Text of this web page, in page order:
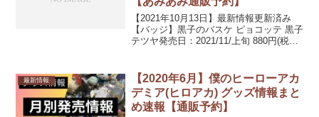
【2021年10月13日】最新情報更新済み
【バッジ】黒子のバスケ ピョコッテ 黒子
テツヤ発売日：2021/11/上旬 880円(税込)
ケ ピョコッテ...
最新情報
【2020年6月】僕のヒーローアカ
デミア(ヒロアカ) グッズ情報まと
め速報【通販予約】